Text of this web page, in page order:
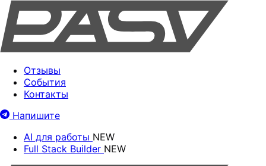
Отзывы
События
Контакты
Напишите
AI для работы NEW
Full Stack Builder NEW